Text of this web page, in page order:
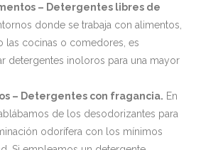
– Detergentes libres de
donde se trabaja con alimentos,
las cocinas o comedores, es
detergentes inoloros para una mayor
– Detergentes con fragancia. En
de los desodorizantes para
odorífera con los mínimos